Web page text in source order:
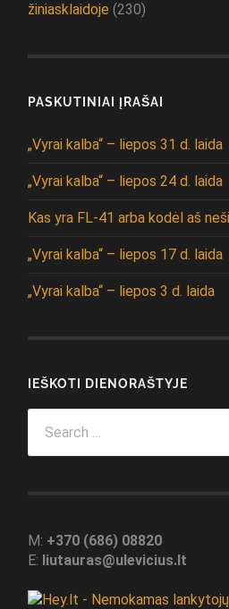
žiniasklaidoje (230)
PASKUTINIAI ĮRAŠAI
„Vyrai kalba“ – liepos 31 d. laida
„Vyrai kalba“ – liepos 24 d. laida
Kas yra FL-41 arba kodėl aš
„Vyrai kalba“ – liepos 17 d. laida
„Vyrai kalba“ – liepos 3 d. laida
IEŠKOTI DIENORAŠTYJE
for:
M: +370 (686) 08820
E: liutauras@ulevicius.lt